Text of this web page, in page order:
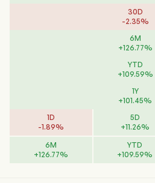
30D
-2.35%
6M
+126.77%
YTD
+109.59%
1Y
+101.45%
1D
-1.89%
5D
+11.26%
6M
+126.77%
YTD
+109.59%